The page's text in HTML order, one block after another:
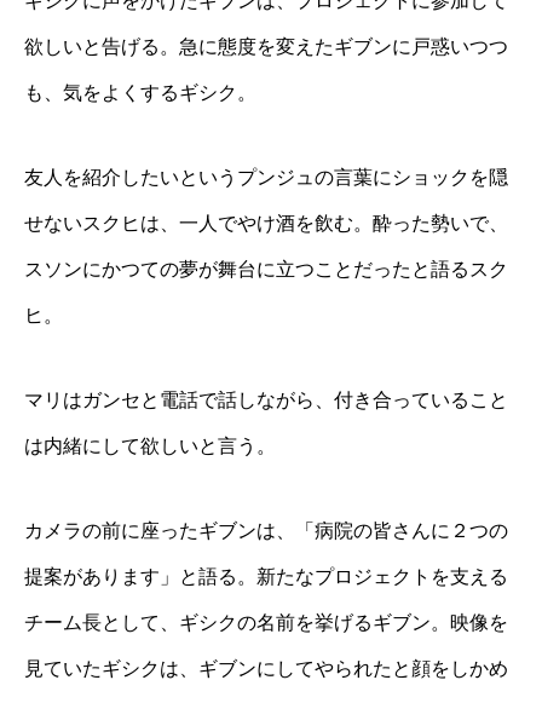
欲しいと告げる。急に態度を変えたギブンに戸惑いつつ
も、気をよくするギシク。
友人を紹介したいというプンジュの言葉にショックを隠
せないスクヒは、一人でやけ酒を飲む。酔った勢いで、
スソンにかつての夢が舞台に立つことだったと語るスク
ヒ。
マリはガンセと電話で話しながら、付き合っていること
は内緒にして欲しいと言う。
カメラの前に座ったギブンは、「病院の皆さんに２つの
提案があります」と語る。新たなプロジェクトを支える
チーム長として、ギシクの名前を挙げるギブン。映像を
見ていたギシクは、ギブンにしてやられたと顔をしかめ